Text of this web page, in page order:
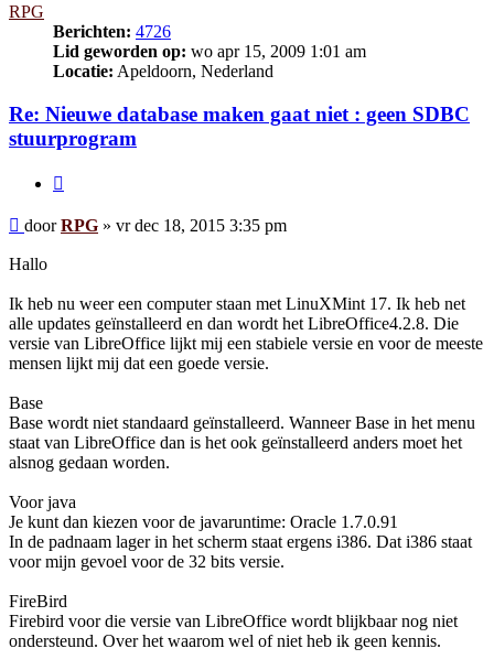
RPG
Berichten: 4726
Lid geworden op: wo apr 15, 2009 1:01 am
Locatie: Apeldoorn, Nederland
Re: Nieuwe database maken gaat niet : geen SDBC
stuurprogram
Bericht
doorRPG » vr dec 18, 2015 3:35 pm
Hallo
Ik heb nu weer een computer staan met LinuXMint 17. Ik heb net
alle updates geïnstalleerd en dan wordt het LibreOffice4.2.8. Die
versie van LibreOffice lijkt mij een stabiele versie en voor de meeste
mensen lijkt mij dat een goede versie.
Base
Base wordt niet standaard geïnstalleerd. Wanneer Base in het menu
staat van LibreOffice dan is het ook geïnstalleerd anders moet het
alsnog gedaan worden.
Voor java
Je kunt dan kiezen voor de javaruntime: Oracle 1.7.0.91
In de padnaam lager in het scherm staat ergens i386. Dat i386 staat
voor mijn gevoel voor de 32 bits versie.
FireBird
Firebird voor die versie van LibreOffice wordt blijkbaar nog niet
ondersteund. Over het waarom wel of niet heb ik geen kennis.